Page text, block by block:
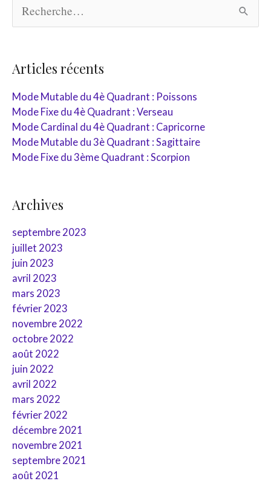
c
c
e
r
:
Articles récents
Mode Mutable du 4è Quadrant : Poissons
Mode Fixe du 4è Quadrant : Verseau
Mode Cardinal du 4è Quadrant : Capricorne
Mode Mutable du 3è Quadrant : Sagittaire
Mode Fixe du 3ème Quadrant : Scorpion
Archives
septembre 2023
juillet 2023
juin 2023
avril 2023
mars 2023
février 2023
novembre 2022
octobre 2022
août 2022
juin 2022
avril 2022
mars 2022
février 2022
décembre 2021
novembre 2021
septembre 2021
août 2021